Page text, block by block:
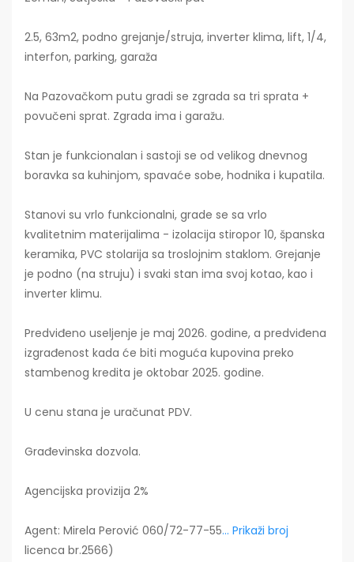
2.5, 63m2, podno grejanje/struja, inverter klima, lift, 1/4,
interfon, parking, garaža
Na Pazovačkom putu gradi se zgrada sa tri sprata +
povučeni sprat. Zgrada ima i garažu.
Stan je funkcionalan i sastoji se od velikog dnevnog
boravka sa kuhinjom, spavaće sobe, hodnika i kupatila.
Stanovi su vrlo funkcionalni, grade se sa vrlo
kvalitetnim materijalima - izolacija stiropor 10, španska
keramika, PVC stolarija sa troslojnim staklom. Grejanje
je podno (na struju) i svaki stan ima svoj kotao, kao i
inverter klimu.
Predviđeno useljenje je maj 2026. godine, a predviđena
izgrađenost kada će biti moguća kupovina preko
stambenog kredita je oktobar 2025. godine.
U cenu stana je uračunat PDV.
Građevinska dozvola.
Agencijska provizija 2%
Agent: Mirela Perović 060/72-77-55... Prikaži broj
licenca br.2566)